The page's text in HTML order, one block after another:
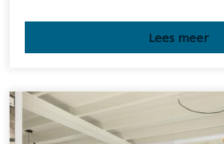
Lees meer